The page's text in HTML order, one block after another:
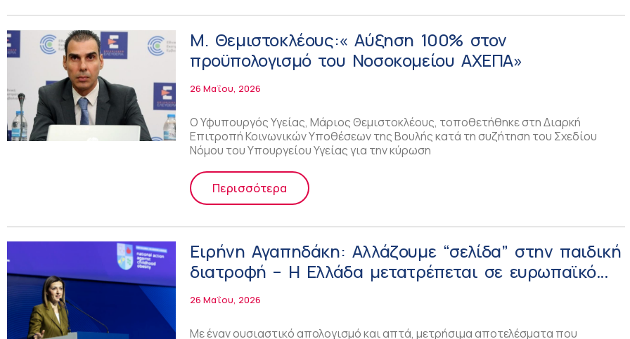
Μ. Θεμιστοκλέους:« Αύξηση 100% στον
προϋπολογισμό του Νοσοκομείου ΑΧΕΠΑ»
26 Μαΐου, 2026
Ο Υφυπουργός Υγείας, Μάριος Θεμιστοκλέους, τοποθετήθηκε στη Διαρκή
Επιτροπή Κοινωνικών Υποθέσεων της Βουλής κατά τη συζήτηση του Σχεδίου
Νόμου του Υπουργείου Υγείας για την κύρωση
Περισσότερα
Ειρήνη Αγαπηδάκη: Aλλάζουμε “σελίδα” στην παιδική
διατροφή – Η Ελλάδα μετατρέπεται σε ευρωπαϊκό
πρότυπο
26 Μαΐου, 2026
Με έναν ουσιαστικό απολογισμό και απτά, μετρήσιμα αποτελέσματα που